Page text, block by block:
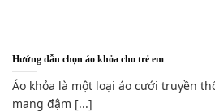
Hướng dẫn chọn áo khỏa cho trẻ em
Áo khỏa là một loại áo cưới truyền
mang đậm [...]